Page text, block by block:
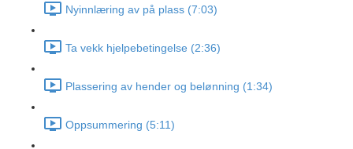
Nyinnlæring av på plass (7:03)
Ta vekk hjelpebetingelse (2:36)
Plassering av hender og belønning (1:34)
Oppsummering (5:11)